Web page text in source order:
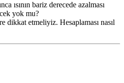
ısının bariz derecede azalması
yok mu?
dikkat etmeliyiz. Hesaplaması nasıl